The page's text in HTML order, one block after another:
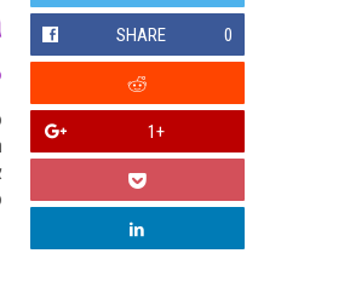
SHARE 0
+1